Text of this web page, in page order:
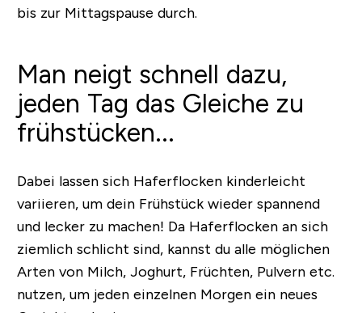
bis zur Mittagspause durch.
Man neigt schnell dazu,
jeden Tag das Gleiche zu
frühstücken...
Dabei lassen sich Haferflocken kinderleicht
variieren, um dein Frühstück wieder spannend
und lecker zu machen! Da Haferflocken an sich
ziemlich schlicht sind, kannst du alle möglichen
Arten von Milch, Joghurt, Früchten, Pulvern etc.
nutzen, um jeden einzelnen Morgen ein neues